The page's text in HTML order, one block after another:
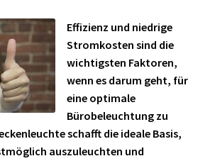
Effizienz und niedrige
Stromkosten sind die
wichtigsten Faktoren,
wenn es darum geht, für
eine optimale
Bürobeleuchtung zu
schafft die ideale Basis,
auszuleuchten und